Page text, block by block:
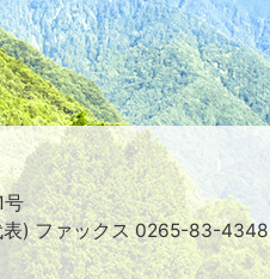
映
え
る
ま
ち
駒
ヶ
根
市
号
表) ファックス 0265-83-4348